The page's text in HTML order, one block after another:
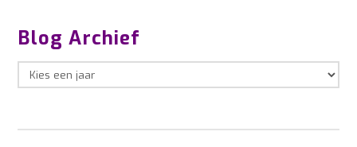
Blog Archief